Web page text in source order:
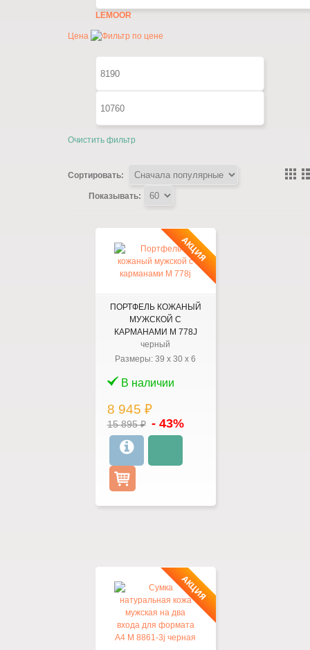
LEMOOR
Цена
Очистить фильтр
Сортировать:
Показывать:
АКЦИЯ
ПОРТФЕЛЬ КОЖАНЫЙ
МУЖСКОЙ С
КАРМАНАМИ M 778J
черный
Размеры:39x30x6
В наличии
8 945 ₽
15 895 ₽ - 43%
АКЦИЯ